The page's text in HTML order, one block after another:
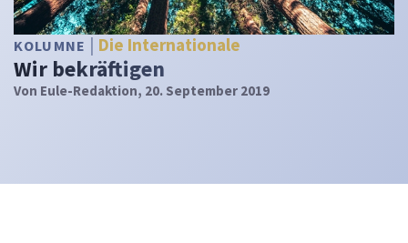
KOLUMNE Die Internationale
Wir bekräftigen
Von Eule-Redaktion, 20. September 2019